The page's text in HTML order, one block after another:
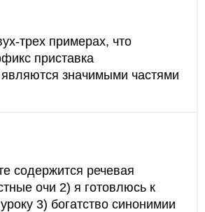
трех примерах, что
приставка
значимыми частями
содержится речевая
очи 2) я готовлюсь к
3) богатство синонимии